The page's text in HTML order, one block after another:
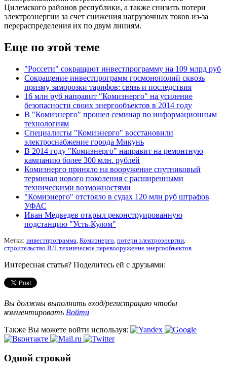
Цилемского районов республики, а также снизить потери
электроэнергии за счет снижения нагрузочных токов из-за
перераспределения их по двум линиям.
Еще по этой теме
"Россети" сокращают инвестпрограмму на 109 млрд руб
Сокращение инвестпрограмм госмонополий сквозь
призму заморозки тарифов: связь и последствия
16 млн руб направит "Комиэнерго" на усиление
безопасности своих энергообъектов в 2014 году
В "Комиэнерго" прошел семинар по информационным
технологиям
Специалисты "Комиэнерго" восстановили
электроснабжение города Микунь
В 2014 году "Комиэнерго" направит на ремонтную
кампанию более 300 млн. рублей
Комиэнерго приняло на вооружение спутниковый
терминал нового поколения с расширенными
техническими возможностями
"Комиэнерго" отстояло в судах 120 млн руб штрафов
УФАС
Иван Медведев открыл реконструированную
подстанцию "Усть-Кулом"
Метки: инвестпрограмма Комиэнерго потери электроэнергии
строительство ВЛ техническое перевооружение энергообъектов
Интересная статья? Поделитесь ей с друзьями:
Вы должны выполнить вход/регистрацию чтобы
комментировать Войти
Также Вы можете войти используя:
Одной строкой